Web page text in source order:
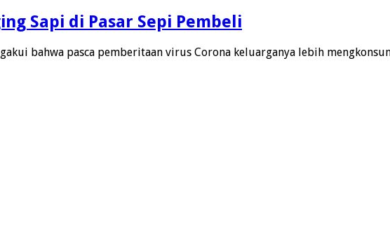
Sapi di Pasar Sepi Pembeli
bahwa pasca pemberitaan virus Corona keluarganya lebih